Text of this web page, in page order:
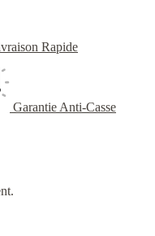
Rapide
Garantie Anti-Casse